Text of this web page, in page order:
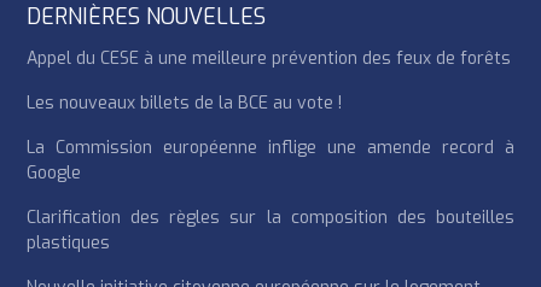
DERNIÈRES NOUVELLES
Appel du CESE à une meilleure prévention des feux de forêts
Les nouveaux billets de la BCE au vote !
La Commission européenne inflige une amende record à
Google
Clarification des règles sur la composition des bouteilles
plastiques